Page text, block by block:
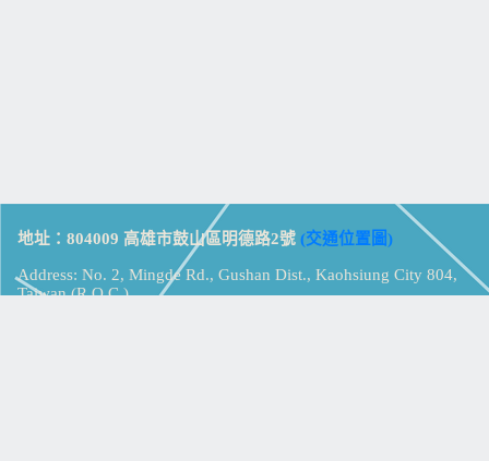
地址：804009 高雄市鼓山區明德路2號 (交通位置圖)
Address: No. 2, Mingde Rd., Gushan Dist., Kaohsiung City 804,
Taiwan (R.O.C.)